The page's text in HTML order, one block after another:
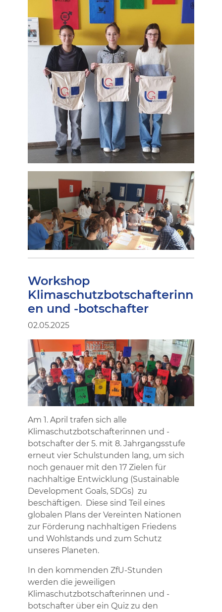
Workshop
Klimaschutzbotschafterinn
en und -botschafter
02.05.2025
Am 1. April trafen sich alle
Klimaschutzbotschafterinnen und -
botschafter der 5. mit 8. Jahrgangsstufe
erneut vier Schulstunden lang, um sich
noch genauer mit den 17 Zielen für
nachhaltige Entwicklung (Sustainable
Development Goals, SDGs) zu
beschäftigen. Diese sind Teil eines
globalen Plans der Vereinten Nationen
zur Förderung nachhaltigen Friedens
und Wohlstands und zum Schutz
unseres Planeten.
In den kommenden ZfU-Stunden
werden die jeweiligen
Klimaschutzbotschafterinnen und -
botschafter über ein Quiz zu den